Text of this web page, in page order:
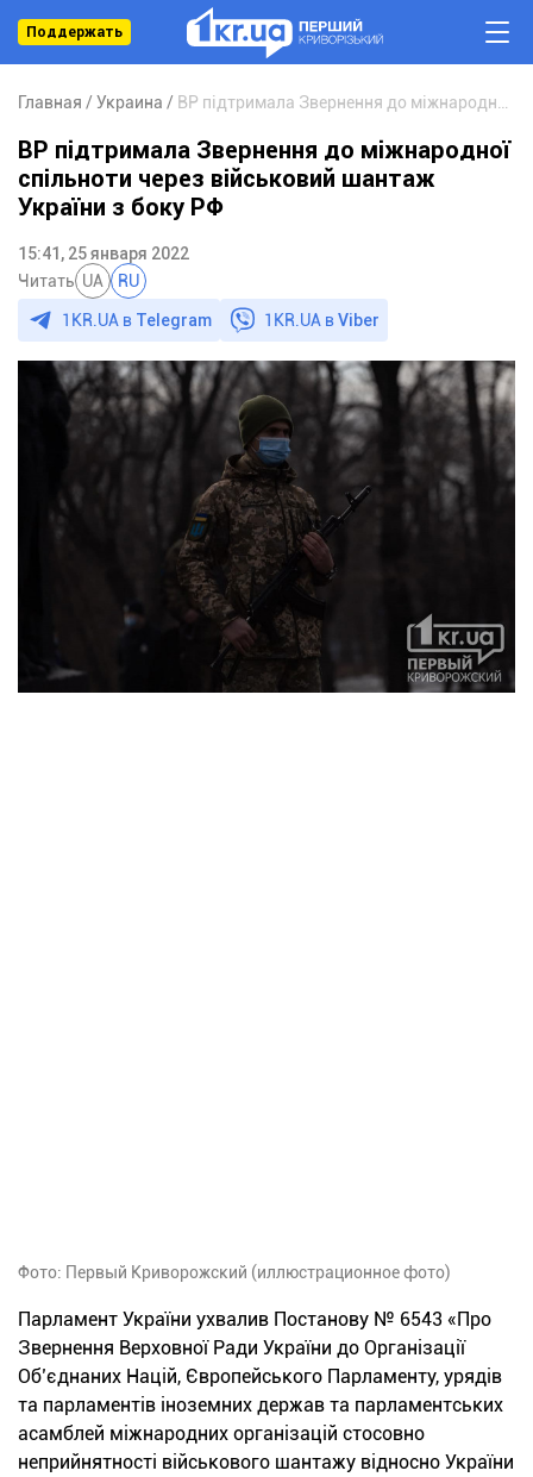
Поддержать
Главная Украина
ВР підтримала Звернення до міжнародної
спільноти через військовий шантаж
України з боку РФ
15:41, 25 января 2022
Читать UA RU
1KR.UA в Telegram 1KR.UA вViber
Фото: Первый Криворожский (иллюстрационное фото)
Парламент України ухвалив Постанову № 6543 «Про
Звернення Верховної Ради України до Організації
Об’єднаних Націй, Європейського Парламенту, урядів
та парламентів іноземних держав та парламентських
асамблей міжнародних організацій стосовно
неприйнятності військового шантажу відносно України